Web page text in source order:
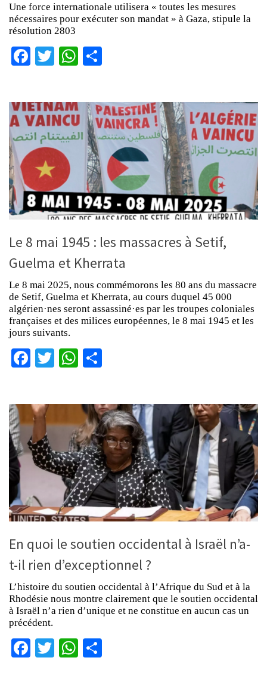
Une force internationale utilisera « toutes les mesures
nécessaires pour exécuter son mandat » à Gaza, stipule la
résolution 2803
Facebook
TwitterWhatsApp
Le 8 mai 1945 : les massacres à Setif,
Guelma et Kherrata
Le 8 mai 2025, nous commémorons les 80 ans du massacre
de Setif, Guelma et Kherrata, au cours duquel 45 000
algérien·nes seront assassiné·es par les troupes coloniales
françaises et des milices européennes, le 8 mai 1945 et les
jours suivants.
Facebook
TwitterWhatsApp
En quoi le soutien occidental à Israël n’a-
t-il rien d’exceptionnel ?
L’histoire du soutien occidental à l’Afrique du Sud et à la
Rhodésie nous montre clairement que le soutien occidental
à Israël n’a rien d’unique et ne constitue en aucun cas un
précédent.
Facebook
TwitterWhatsApp